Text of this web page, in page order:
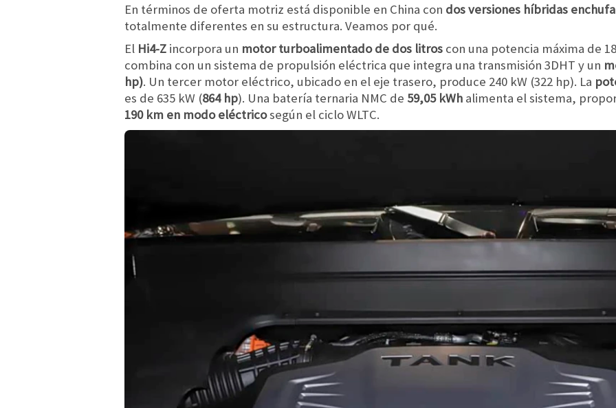
En términos de oferta motriz está disponible en China con dos versiones híbridas
totalmente diferentes en su estructura. Veamos por qué.
El Hi4-Z incorpora un motor turboalimentado de dos litros con una potencia máxima de
combina con un sistema de propulsión eléctrica que integra una transmisión 3DHT y un
hp). Un tercer motor eléctrico, ubicado en el eje trasero, produce 240 kW (322 hp). La
es de 635 kW (864 hp). Una batería ternaria NMC de 59,05 kWh alimenta el sistema,
190 km en modo eléctricosegún el ciclo WLTC.